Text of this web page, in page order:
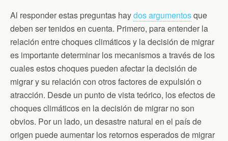
Al responder estas preguntas haydos argumentosque
deben ser tenidos en cuenta. Primero, para entender la
relación entre choques climáticos y la decisión de migrar
es importante determinar los mecanismos a través de los
cuales estos choques pueden afectar la decisión de
migrar y su relación con otros factores de expulsión o
atracción. Desde un punto de vista teórico, los efectos de
choques climáticos en la decisión de migrar no son
obvios. Por un lado, un desastre natural en el país de
origen puede aumentar los retornos esperados de migrar